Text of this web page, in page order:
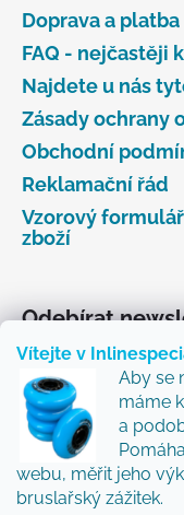
Vítejte v
Aby se
máme
a
webu, měřit jeho
bruslařský zážitek.
Doprava a platba
FAQ - nejčastěji
Najdete u nás
Zásady ochrany
Obchodní
Reklamační řád
Vzorový
zboží
Odebírat
Vložte svůj e-mail
o nových
Přidejte se k nám a
novinky a tipy.
E-mail